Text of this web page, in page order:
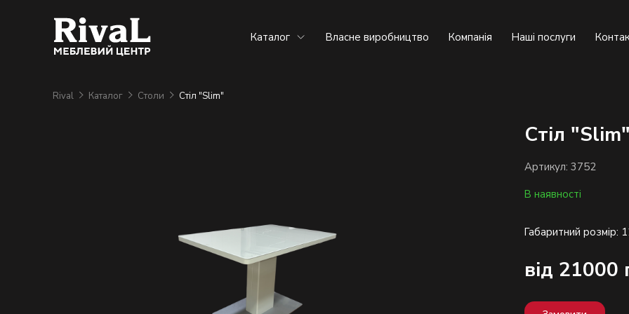
Каталог Власне виробництво Компанія Наші послуги
Rival Каталог Столи Стіл "Slim"
Стіл
Артикул: 3752
В наявності
від 21000